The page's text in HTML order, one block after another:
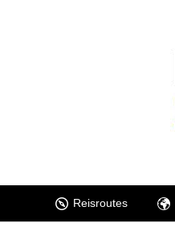
Reisroutes